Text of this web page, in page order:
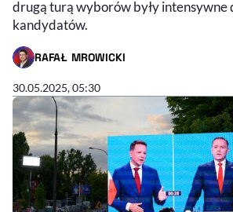
drugą turą wyborów były intensywne
kandydatów.
RAFAŁ MROWICKI
- AUTOR ARTYKUŁU - PROFIL
30.05.2025, 05:30